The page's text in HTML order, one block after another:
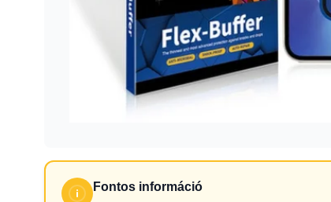
Fontos információ